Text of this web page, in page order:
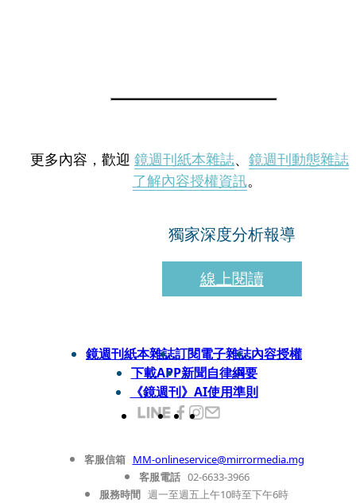
更多內容，歡迎 鏡週刊紙本雜誌、 鏡週刊動態雜誌
了解內容授權資訊。
獨家深度分析報導
線上閱讀
鏡週刊紙本雜誌訂閱電子雜誌內容授權
下載APP新聞自律綱要
《鏡週刊》AI使用準則
客服信箱 MM-onlineservice@mirrormedia.mg
客服電話 02-6633-3966
服務時間 週一至週五上午10時至下午6時